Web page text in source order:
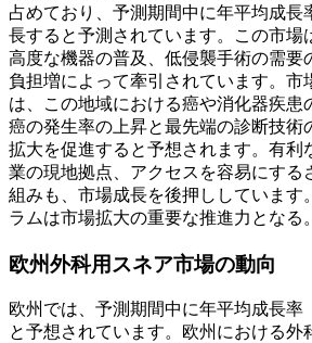
占めており、予測期間中に年平均成長
長すると予測されています。この市場
高度な機器の普及、低侵襲手術の需要
負担増によって牽引されています。市
は、この地域における癌や消化器疾患
癌の発生率の上昇と最先端の診断技術
拡大を促進すると予想されます。有利
業の現地拠点、アクセスを容易にする
組みも、市場成長を後押ししています。
ラムは市場拡大の重要な推進力となる。
欧州外科用スネア市場の動向
欧州では、予測期間中に年平均成長率
と予想されています。欧州における外